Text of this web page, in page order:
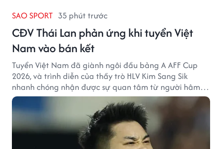
SAO SPORT 35 phút trước
CĐV Thái Lan phản ứng khi tuyển Việt
Nam vào bán kết
Tuyển Việt Nam đã giành ngôi đầu bảng A AFF Cup
2026, và trình diễn của thầy trò HLV Kim Sang Sik
nhanh chóng nhận được sự quan tâm từ người hâm
mộ Thái Lan.